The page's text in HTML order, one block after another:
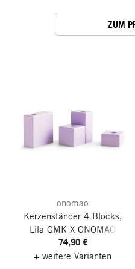
ZUM
onomao
Kerzenständer 4 Blocks,
Lila GMK X ONOMAO
74,90 €
+ weitere Varianten